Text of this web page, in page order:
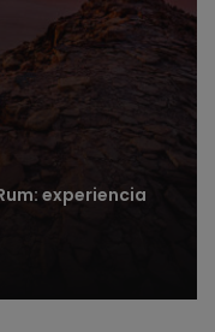
experiencia